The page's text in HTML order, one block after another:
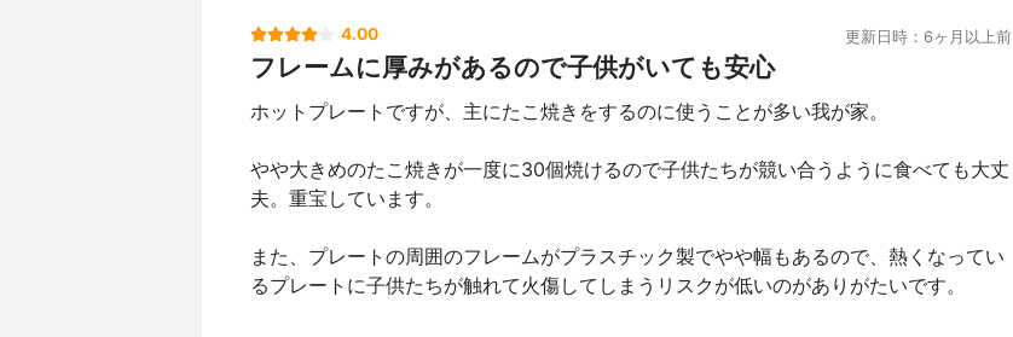
4.00 更新日時：6ヶ月以上前
フレームに厚みがあるので子供がいても安心
ホットプレートですが、主にたこ焼きをするのに使うことが多い我が家。
やや大きめのたこ焼きが一度に30個焼けるので子供たちが競い合うように食べても大丈
夫。重宝しています。
また、プレートの周囲のフレームがプラスチック製でやや幅もあるので、熱くなってい
るプレートに子供たちが触れて火傷してしまうリスクが低いのがありがたいです。